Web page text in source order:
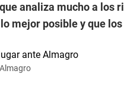
analiza mucho a los
mejor posible y que